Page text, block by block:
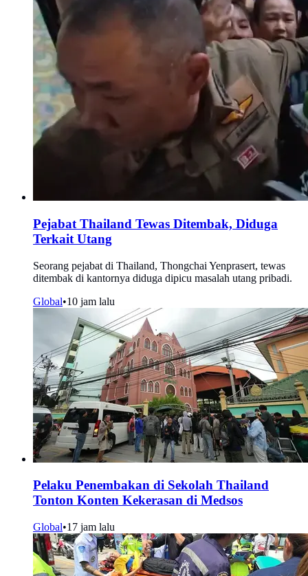
Pejabat Thailand Tewas Ditembak, Diduga
Terkait Utang
Seorang pejabat di Thailand, Thongchai Yenprasert, tewas
ditembak di kantornya diduga dipicu masalah utang pribadi.
Global•10 jam lalu
Pelaku Penembakan di Sekolah Thailand
Tonton Konten Kekerasan di Medsos
Global•17 jam lalu